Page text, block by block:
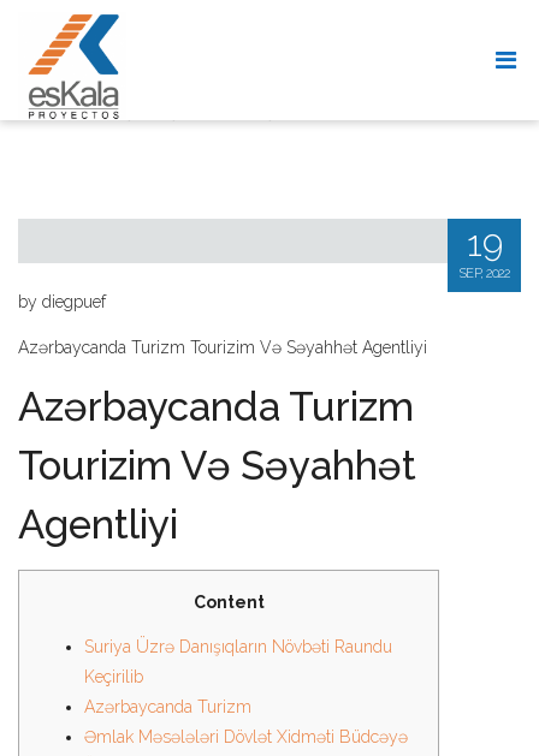
AZƏRBAYCANDA TURIZM TOURIZIM
VƏ SƏYAHHƏT AGENTLIY
19
SEP, 2022
by diegpuef
Azərbaycanda Turizm Tourizim Və Səyahhət Agentliyi
Azərbaycanda Turizm
Tourizim Və Səyahhət
Agentliyi
Content
Suriya Üzrə Danışıqların Növbəti Raundu
Keçirilib
Azərbaycanda Turizm
Əmlak Məsələləri Dövlət Xidməti Büdcəyə